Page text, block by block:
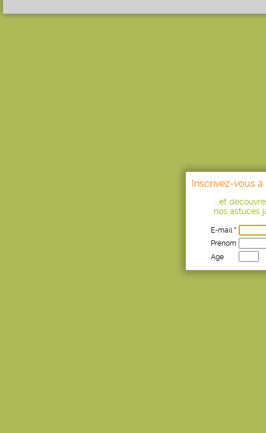
Inscrivez-vous
...et
nos astuces
E-mail *
Prénom
Age